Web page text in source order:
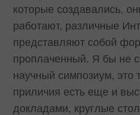
которые создавались,
работают, различные
представляют собой
проплаченный. Я бы не
научный симпозиум, это
приличия есть еще и
докладами, круглые